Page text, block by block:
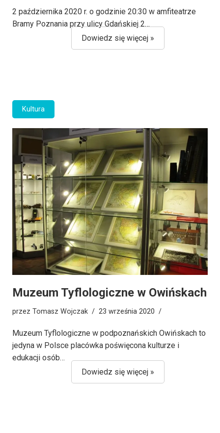
2 października 2020 r. o godzinie 20:30 w amfiteatrze
Bramy Poznania przy ulicy Gdańskiej 2…
Dowiedz się więcej »
Muzeum Tyflologiczne w Owińskach
przez Tomasz Wojczak 23 września 2020
Kultura
Muzeum Tyflologiczne w podpoznańskich Owińskach to
jedyna w Polsce placówka poświęcona kulturze i
edukacji osób…
Dowiedz się więcej »